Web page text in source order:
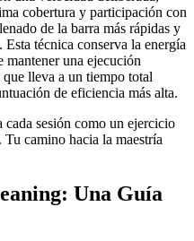
cobertura y participación con
de la barra más rápidas y
técnica conserva la energía
mantener una ejecución
lleva a un tiempo total
de eficiencia más alta.
sesión como un ejercicio
camino hacia la maestría
Una Guía